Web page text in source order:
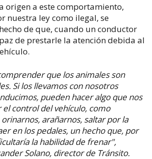
origen a este comportamiento,
nuestra ley como ilegal, se
de que, cuando un conductor
de prestarle la atención debida al
que los animales son
Si los llevamos con nosotros
pueden hacer algo que nos
el control del vehículo, como
arañarnos, saltar por la
en los pedales, un hecho que, por
la habilidad de frenar",
Solano, director de Tránsito.